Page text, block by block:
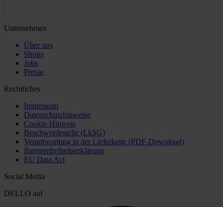
Unternehmen
Über uns
Shops
Jobs
Presse
Rechtliches
Impressum
Datenschutzhinweise
Cookie-Hinweis
Beschwerdestelle (LkSG)
Verantwortung in der Lieferkette (PDF-Download)
Barrierefreiheitserklärung
EU Data Act
Social Media
DELLO auf